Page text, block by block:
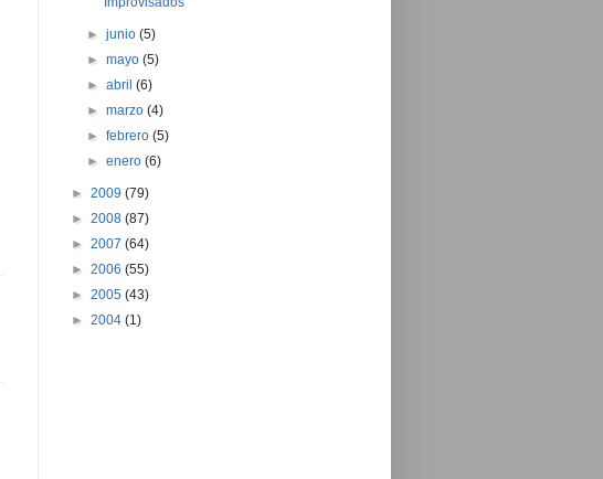
►junio(5)
►mayo(5)
►abril(6)
►marzo(4)
►febrero(5)
►enero(6)
► 2009 (79)
► 2008 (87)
► 2007 (64)
► 2006 (55)
► 2005 (43)
► 2004 (1)